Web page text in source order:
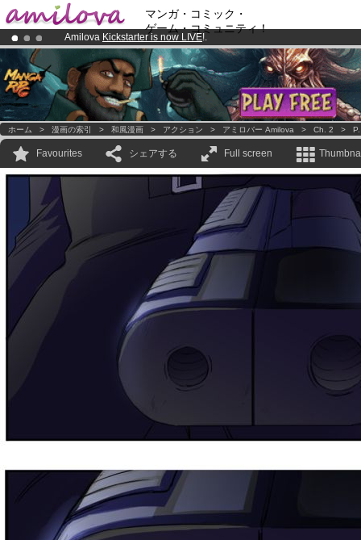
マンガ・コミック・
ゲーム・コミュニティ！
Amilova Kickstarter is now LIVE!.
Premium membership from3.95 eurosper month !Get membership
Already 100000 membersand 1000 comics & mangas!.
ホーム > 漫画の索引 > 和風漫画 > アクション > アミロバー Amilova > Ch. 2 >
Favourites シェアする Full screen